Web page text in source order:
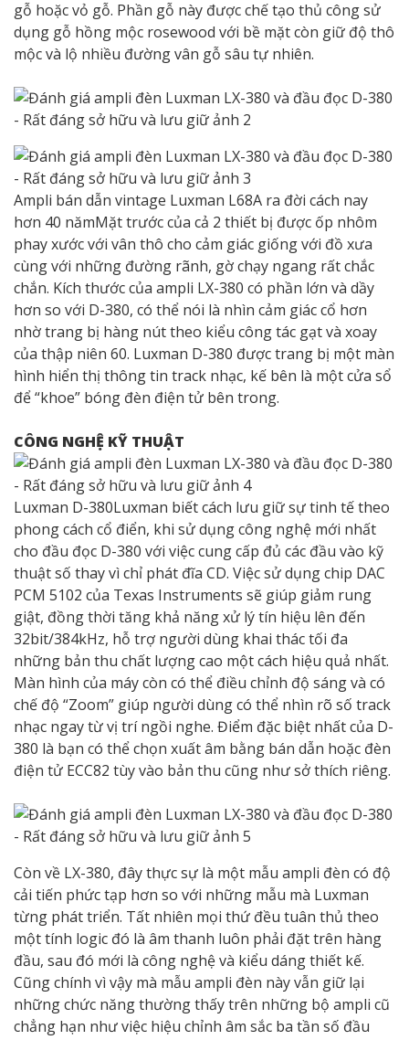
gỗ hoặc vỏ gỗ. Phần gỗ này được chế tạo thủ công sử
dụng gỗ hồng mộc rosewood với bề mặt còn giữ độ thô
mộc và lộ nhiều đường vân gỗ sâu tự nhiên.
Ampli bán dẫn vintage Luxman L68A ra đời cách nay
hơn 40 nămMặt trước của cả 2 thiết bị được ốp nhôm
phay xước với vân thô cho cảm giác giống với đồ xưa
cùng với những đường rãnh, gờ chạy ngang rất chắc
chắn. Kích thước của ampli LX-380 có phần lớn và dầy
hơn so với D-380, có thể nói là nhìn cảm giác cổ hơn
nhờ trang bị hàng nút theo kiểu công tác gạt và xoay
của thập niên 60. Luxman D-380 được trang bị một màn
hình hiển thị thông tin track nhạc, kế bên là một cửa sổ
để “khoe” bóng đèn điện tử bên trong.
CÔNG NGHỆ KỸ THUẬT
Luxman D-380Luxman biết cách lưu giữ sự tinh tế theo
phong cách cổ điển, khi sử dụng công nghệ mới nhất
cho đầu đọc D-380 với việc cung cấp đủ các đầu vào kỹ
thuật số thay vì chỉ phát đĩa CD. Việc sử dụng chip DAC
PCM 5102 của Texas Instruments sẽ giúp giảm rung
giật, đồng thời tăng khả năng xử lý tín hiệu lên đến
32bit/384kHz, hỗ trợ người dùng khai thác tối đa
những bản thu chất lượng cao một cách hiệu quả nhất.
Màn hình của máy còn có thể điều chỉnh độ sáng và có
chế độ “Zoom” giúp người dùng có thể nhìn rõ số track
nhạc ngay từ vị trí ngồi nghe. Điểm đặc biệt nhất của D-
380 là bạn có thể chọn xuất âm bằng bán dẫn hoặc đèn
điện tử ECC82 tùy vào bản thu cũng như sở thích riêng.
Còn về LX-380, đây thực sự là một mẫu ampli đèn có độ
cải tiến phức tạp hơn so với những mẫu mà Luxman
từng phát triển. Tất nhiên mọi thứ đều tuân thủ theo
một tính logic đó là âm thanh luôn phải đặt trên hàng
đầu, sau đó mới là công nghệ và kiểu dáng thiết kế.
Cũng chính vì vậy mà mẫu ampli đèn này vẫn giữ lại
những chức năng thường thấy trên những bộ ampli cũ
chẳng hạn như việc hiệu chỉnh âm sắc ba tần số đầu